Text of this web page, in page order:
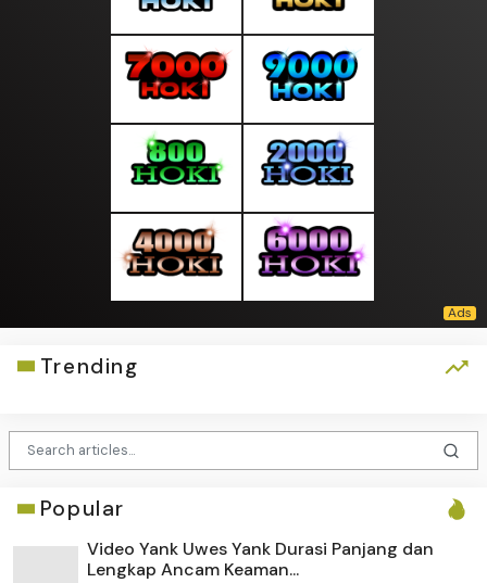
Trending
Popular
Video Yank Uwes Yank Durasi Panjang dan
Lengkap Ancam Keaman...